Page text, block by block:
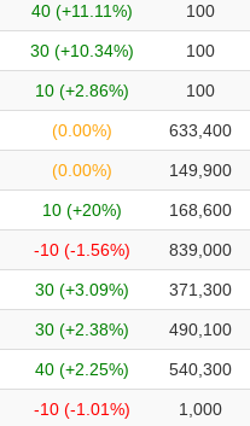
40 (+11.11%) 100
30 (+10.34%) 100
10 (+2.86%) 100
(0.00%) 633,400
(0.00%) 149,900
10 (+20%) 168,600
-10 (-1.56%) 839,000
30 (+3.09%) 371,300
30 (+2.38%) 490,100
40 (+2.25%) 540,300
-10 (-1.01%) 1,000